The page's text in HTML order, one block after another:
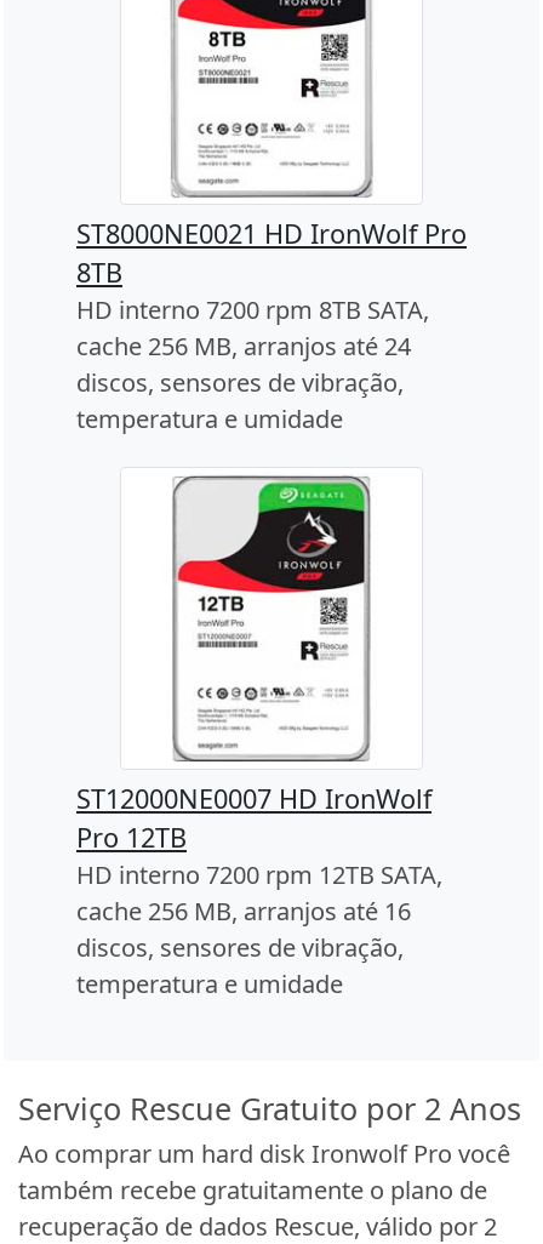
ST8000NE0021 HD IronWolf Pro
8TB
HD interno 7200 rpm 8TB SATA,
cache 256 MB, arranjos até 24
discos, sensores de vibração,
temperatura e umidade
ST12000NE0007 HD IronWolf
Pro 12TB
HD interno 7200 rpm 12TB SATA,
cache 256 MB, arranjos até 16
discos, sensores de vibração,
temperatura e umidade
Serviço Rescue Gratuito por 2 Anos
Ao comprar um hard disk Ironwolf Pro você
também recebe gratuitamente o plano de
recuperação de dados Rescue, válido por 2